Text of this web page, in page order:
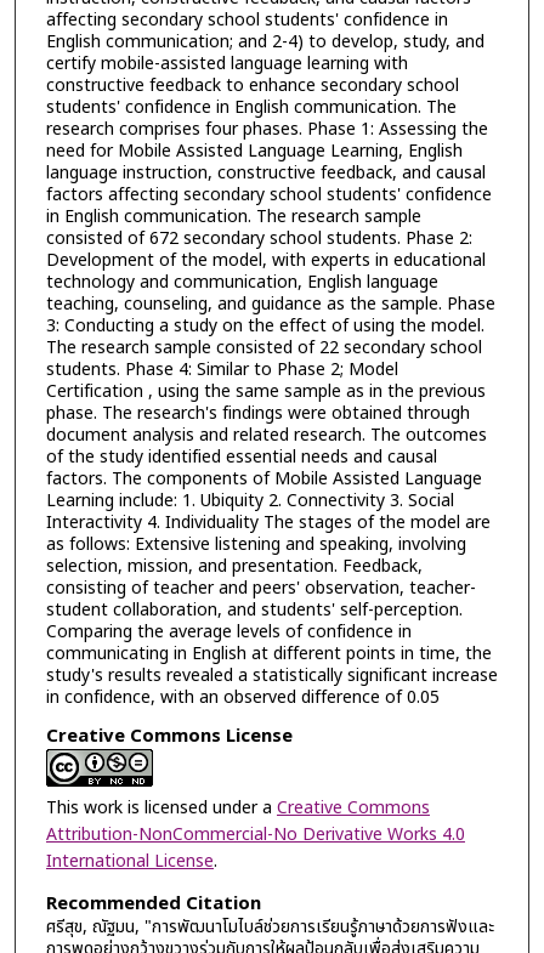
affecting secondary school students' confidence in
English communication; and 2-4) to develop, study, and
certify mobile-assisted language learning with
constructive feedback to enhance secondary school
students' confidence in English communication. The
research comprises four phases. Phase 1: Assessing the
need for Mobile Assisted Language Learning, English
language instruction, constructive feedback, and causal
factors affecting secondary school students' confidence
in English communication. The research sample
consisted of 672 secondary school students. Phase 2:
Development of the model, with experts in educational
technology and communication, English language
teaching, counseling, and guidance as the sample. Phase
3: Conducting a study on the effect of using the model.
The research sample consisted of 22 secondary school
students. Phase 4: Similar to Phase 2; Model
Certification , using the same sample as in the previous
phase. The research's findings were obtained through
document analysis and related research. The outcomes
of the study identified essential needs and causal
factors. The components of Mobile Assisted Language
Learning include: 1. Ubiquity 2. Connectivity 3. Social
Interactivity 4. Individuality The stages of the model are
as follows: Extensive listening and speaking, involving
selection, mission, and presentation. Feedback,
consisting of teacher and peers' observation, teacher-
student collaboration, and students' self-perception.
Comparing the average levels of confidence in
communicating in English at different points in time, the
study's results revealed a statistically significant increase
in confidence, with an observed difference of 0.05
Creative Commons License
This work is licensed under a Creative Commons
Attribution-NonCommercial-No Derivative Works 4.0
International License.
Recommended Citation
ศรีสุข, ณัฐมน, "การพัฒนาโมไบล์ช่วยการเรียนรู้ภาษาด้วยการฟังและ